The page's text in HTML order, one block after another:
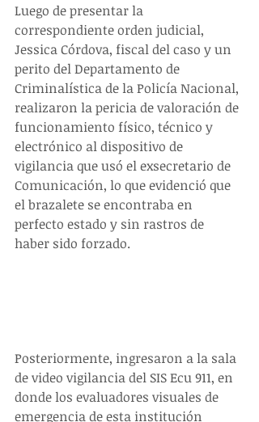
Luego de presentar la
correspondiente orden judicial,
Jessica Córdova, fiscal del caso y un
perito del Departamento de
Criminalística de la Policía Nacional,
realizaron la pericia de valoración de
funcionamiento físico, técnico y
electrónico al dispositivo de
vigilancia que usó el exsecretario de
Comunicación, lo que evidenció que
el brazalete se encontraba en
perfecto estado y sin rastros de
haber sido forzado.
Posteriormente, ingresaron a la sala
de video vigilancia del SIS Ecu 911, en
donde los evaluadores visuales de
emergencia de esta institución